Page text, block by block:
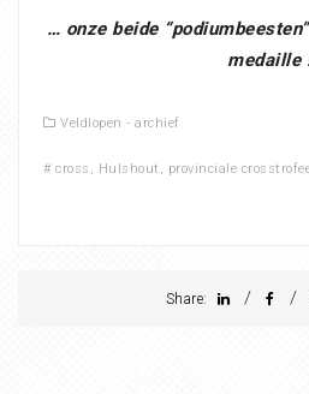
… onze beide
medaille
Veldlopen - archief
# cross , Hulshout , provinciale
Share: / /